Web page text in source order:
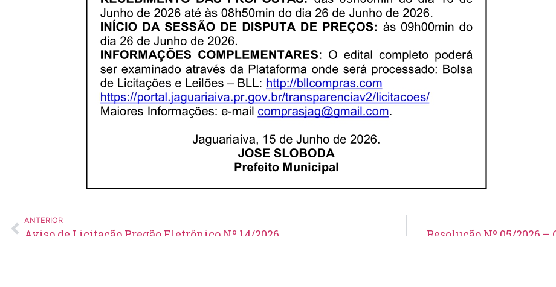
ANTERIOR
Aviso de Licitação Pregão Eletrônico Nº 14/2026 Resolução Nº 05/2026